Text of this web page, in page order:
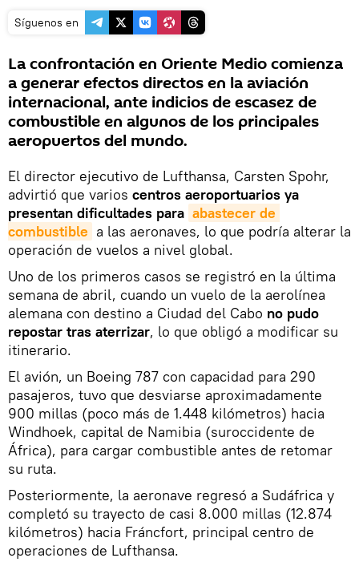
Síguenos en
La confrontación en Oriente Medio comienza
a generar efectos directos en la aviación
internacional, ante indicios de escasez de
combustible en algunos de los principales
aeropuertos del mundo.
El director ejecutivo de Lufthansa, Carsten Spohr,
advirtió que varios centros aeroportuarios ya
presentan dificultades para abastecer de
combustible a las aeronaves, lo que podría alterar la
operación de vuelos a nivel global.
Uno de los primeros casos se registró en la última
semana de abril, cuando un vuelo de la aerolínea
alemana con destino a Ciudad del Cabo no pudo
repostar tras aterrizar, lo que obligó a modificar su
itinerario.
El avión, un Boeing 787 con capacidad para 290
pasajeros, tuvo que desviarse aproximadamente
900 millas (poco más de 1.448 kilómetros) hacia
Windhoek, capital de Namibia (suroccidente de
África), para cargar combustible antes de retomar
su ruta.
Posteriormente, la aeronave regresó a Sudáfrica y
completó su trayecto de casi 8.000 millas (12.874
kilómetros) hacia Fráncfort, principal centro de
operaciones de Lufthansa.